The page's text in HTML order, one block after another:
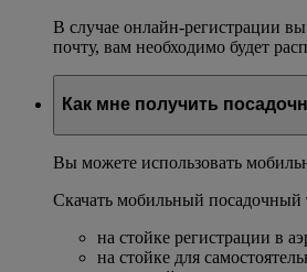
В случае онлайн-регистрации
почту, вам необходимо будет
Как мне получить
Вы можете использовать
Скачать мобильный посадочный
на стойке регистрации в
на стойке для